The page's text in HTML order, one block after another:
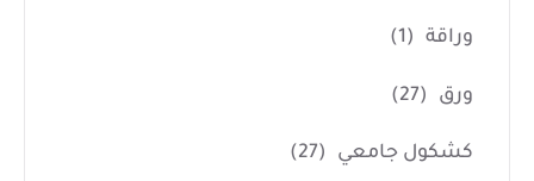
وراقة (1)
ورق (27)
كشكول جامعي (27)